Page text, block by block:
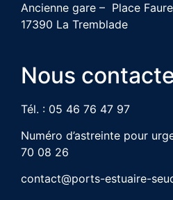
Ancienne gare – Place
17390 La Tremblade
Nous
Tél. : 05 46 76 47 97
Numéro d’astreinte pour
70 08 26
contact@ports-estuaire-